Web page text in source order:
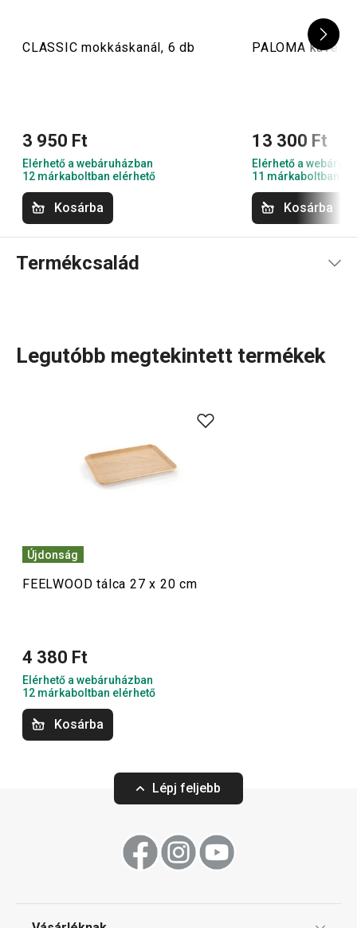
CLASSIC mokkáskanál, 6 db
3 950 Ft
Elérhető a webáruházban
12 márkaboltban elérhető
Kosárba
PALOMA
13 300 Ft
Elérhető a
11 márkaboltban
Kosárba
Termékcsalád
természetes faerezetükkel és lágy vonalaikkal már első
a hosszú élettartam mellett további előnyük, hogy nem
karcolják meg a felületeket. A termékcsalád nemcsak
Tálalás
Főzés
Konyhai eszközök
Legutóbb megtekintett termékek
Újdonság
FEELWOOD tálca 27 x 20 cm
4 380 Ft
Elérhető a webáruházban
12 márkaboltban elérhető
Kosárba
Lépj feljebb